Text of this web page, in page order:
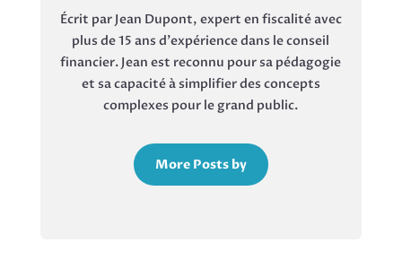
Écrit par Jean Dupont, expert en fiscalité avec
plus de 15 ans d'expérience dans le conseil
financier. Jean est reconnu pour sa pédagogie
et sa capacité à simplifier des concepts
complexes pour le grand public.
More Posts by